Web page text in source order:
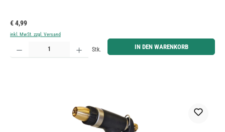
Regulärer Preis:
€ 4,99
inkl. MwSt. zzgl. Versand
Produkt Anzahl: Gib den gewünschten Wert ein oder benutze die Schaltflächen um die Anzahl zu
Stk. IN DEN WARENKORB